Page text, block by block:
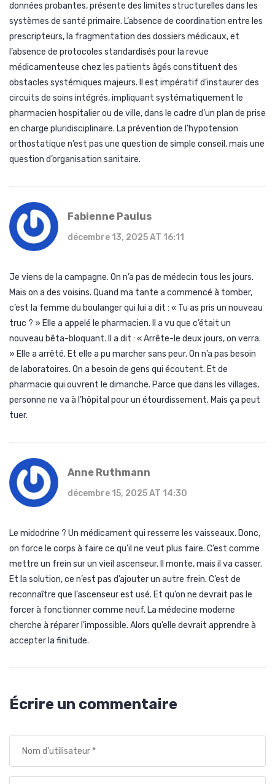
données probantes, présente des limites structurelles dans les
systèmes de santé primaire. L’absence de coordination entre les
prescripteurs, la fragmentation des dossiers médicaux, et
l’absence de protocoles standardisés pour la revue
médicamenteuse chez les patients âgés constituent des
obstacles systémiques majeurs. Il est impératif d’instaurer des
circuits de soins intégrés, impliquant systématiquement le
pharmacien hospitalier ou de ville, dans le cadre d’un plan de prise
en charge pluridisciplinaire. La prévention de l’hypotension
orthostatique n’est pas une question de simple conseil, mais une
question d’organisation sanitaire.
Fabienne Paulus
décembre 13, 2025 AT 16:11
Je viens de la campagne. On n’a pas de médecin tous les jours.
Mais on a des voisins. Quand ma tante a commencé à tomber,
c’est la femme du boulanger qui lui a dit : « Tu as pris un nouveau
truc ? » Elle a appelé le pharmacien. Il a vu que c’était un
nouveau bêta-bloquant. Il a dit : « Arrête-le deux jours, on verra.
» Elle a arrêté. Et elle a pu marcher sans peur. On n’a pas besoin
de laboratoires. On a besoin de gens qui écoutent. Et de
pharmacie qui ouvrent le dimanche. Parce que dans les villages,
personne ne va à l’hôpital pour un étourdissement. Mais ça peut
tuer.
Anne Ruthmann
décembre 15, 2025 AT 14:30
Le midodrine ? Un médicament qui resserre les vaisseaux. Donc,
on force le corps à faire ce qu’il ne veut plus faire. C’est comme
mettre un frein sur un vieil ascenseur. Il monte, mais il va casser.
Et la solution, ce n’est pas d’ajouter un autre frein. C’est de
reconnaître que l’ascenseur est usé. Et qu’on ne devrait pas le
forcer à fonctionner comme neuf. La médecine moderne
cherche à réparer l’impossible. Alors qu’elle devrait apprendre à
accepter la finitude.
Écrire un commentaire